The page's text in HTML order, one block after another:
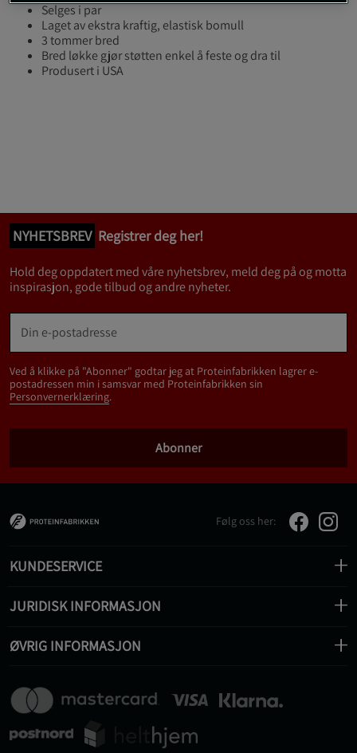
Selges i par
Laget av ekstra kraftig, elastisk bomull
3 tommer bred
Bred løkke gjør støtten enkel å feste og dra til
Produsert i USA
NYHETSBREV Registrer deg her!
Hold deg oppdatert med våre nyhetsbrev, meld deg på og motta
inspirasjon, gode tilbud og andre nyheter.
Ved å klikke på "Abonner" godtar jeg at Proteinfabrikken lagrer e-
postadressen min i samsvar med Proteinfabrikken sin
Personvernerklæring.
Abonner
Følg oss her:
KUNDESERVICE
JURIDISK INFORMASJON
ØVRIG INFORMASJON